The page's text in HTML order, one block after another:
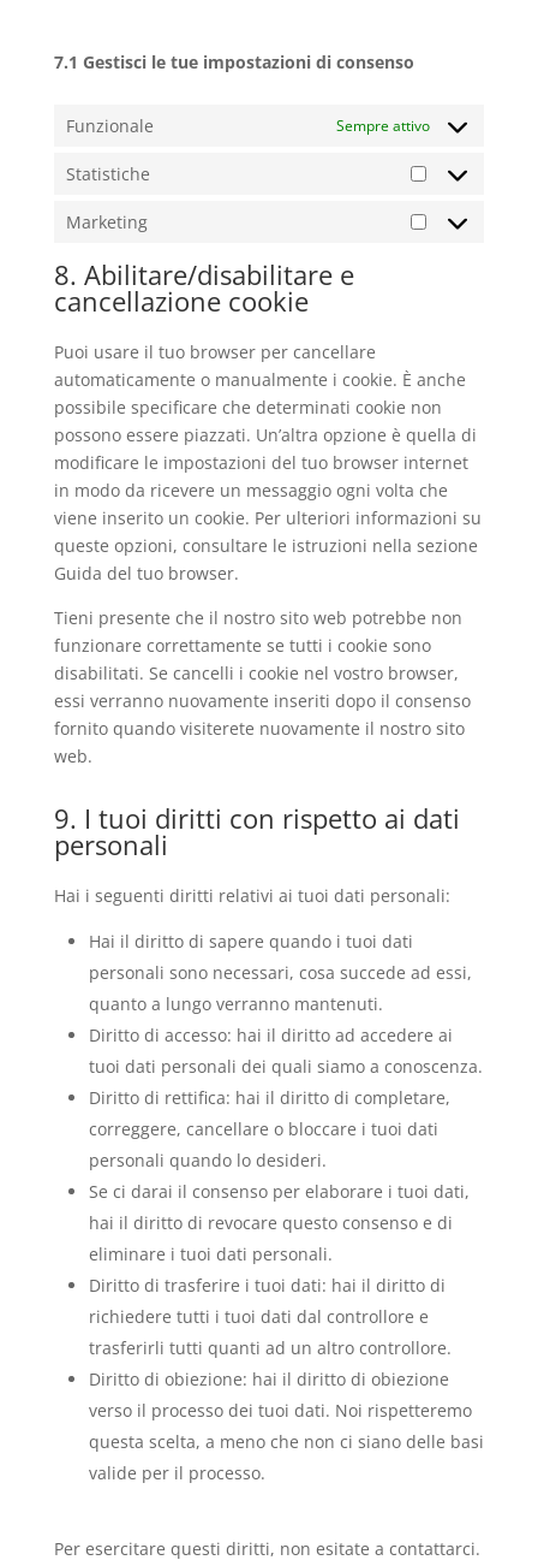
7.1 Gestisci le tue impostazioni di consenso
Funzionale Sempre attivo
Statistiche
Statistiche
Marketing
Marketing
8. Abilitare/disabilitare e
cancellazione cookie
Puoi usare il tuo browser per cancellare
automaticamente o manualmente i cookie. È anche
possibile specificare che determinati cookie non
possono essere piazzati. Un’altra opzione è quella di
modificare le impostazioni del tuo browser internet
in modo da ricevere un messaggio ogni volta che
viene inserito un cookie. Per ulteriori informazioni su
queste opzioni, consultare le istruzioni nella sezione
Guida del tuo browser.
Tieni presente che il nostro sito web potrebbe non
funzionare correttamente se tutti i cookie sono
disabilitati. Se cancelli i cookie nel vostro browser,
essi verranno nuovamente inseriti dopo il consenso
fornito quando visiterete nuovamente il nostro sito
web.
9. I tuoi diritti con rispetto ai dati
personali
Hai i seguenti diritti relativi ai tuoi dati personali:
Hai il diritto di sapere quando i tuoi dati
personali sono necessari, cosa succede ad essi,
quanto a lungo verranno mantenuti.
Diritto di accesso: hai il diritto ad accedere ai
tuoi dati personali dei quali siamo a conoscenza.
Diritto di rettifica: hai il diritto di completare,
correggere, cancellare o bloccare i tuoi dati
personali quando lo desideri.
Se ci darai il consenso per elaborare i tuoi dati,
hai il diritto di revocare questo consenso e di
eliminare i tuoi dati personali.
Diritto di trasferire i tuoi dati: hai il diritto di
richiedere tutti i tuoi dati dal controllore e
trasferirli tutti quanti ad un altro controllore.
Diritto di obiezione: hai il diritto di obiezione
verso il processo dei tuoi dati. Noi rispetteremo
questa scelta, a meno che non ci siano delle basi
valide per il processo.
Per esercitare questi diritti, non esitate a contattarci.